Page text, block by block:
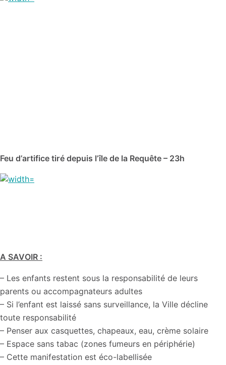
Feu d’artifice tiré depuis l’île de la Requête – 23h
A SAVOIR :
– Les enfants restent sous la responsabilité de leurs
parents ou accompagnateurs adultes
– Si l’enfant est laissé sans surveillance, la Ville décline
toute responsabilité
– Penser aux casquettes, chapeaux, eau, crème solaire
– Espace sans tabac (zones fumeurs en périphérie)
– Cette manifestation est éco-labellisée